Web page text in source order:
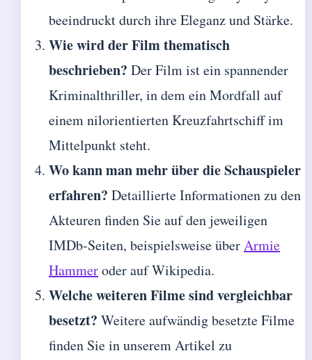
beeindruckt durch ihre Eleganz und Stärke.
Wie wird der Film thematisch
beschrieben? Der Film ist ein spannender
Kriminalthriller, in dem ein Mordfall auf
einem nilorientierten Kreuzfahrtschiff im
Mittelpunkt steht.
Wo kann man mehr über die Schauspieler
erfahren? Detaillierte Informationen zu den
Akteuren finden Sie auf den jeweiligen
IMDb-Seiten, beispielsweise überArmie
Hammeroder auf Wikipedia.
Welche weiteren Filme sind vergleichbar
besetzt? Weitere aufwändig besetzte Filme
finden Sie in unserem Artikel zu